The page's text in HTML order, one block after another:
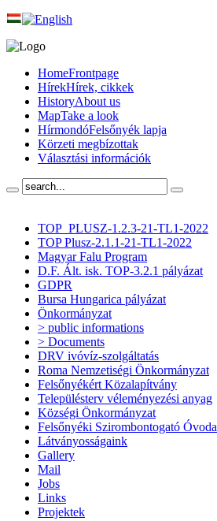
HomeFrontpage
HírekHírek, cikkek
HistoryAbout us
MapTake a look
HírmondóFelsőnyék lapja
Körzeti megbízottak
Választási információk
TOP_PLUSZ-1.2.3-21-TL1-2022
TOP Plusz-2.1.1-21-TL1-2022
Magyar Falu Program
D.F. Ált. isk. TOP-3.2.1 pályázat
GDPR
Bursa Hungarica pályázat
Önkormányzat
> public informations
> Documents
DRV ivóvíz-szolgáltatás
Roma Nemzetiségi Önkormányzat
Felsőnyékért Közalapítvány
Településterv véleményezési anyag
Községi Önkormányzat
Felsőnyéki Szirombontogató Óvoda
Látványosságaink
Gallery
Mail
Jobs
Links
Projektek